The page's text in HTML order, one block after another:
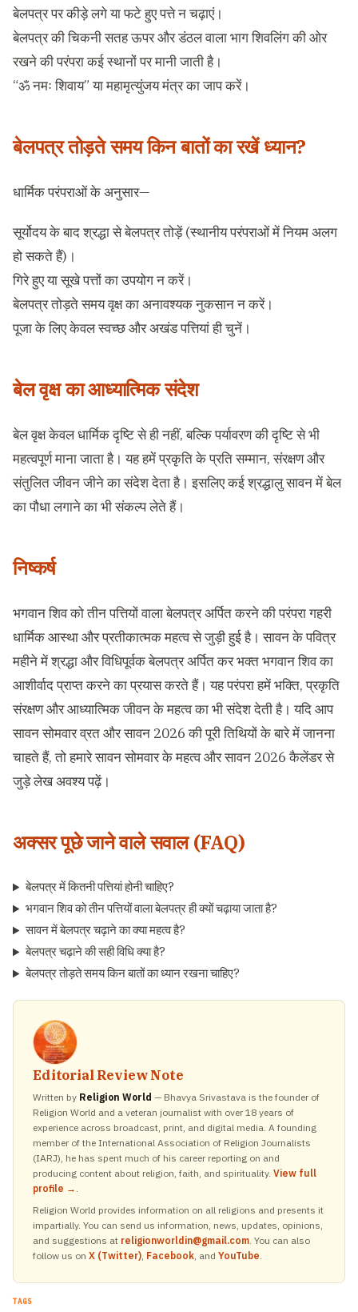
बेलपत्र पर कीड़े लगे या फटे हुए पत्ते न चढ़ाएं।
बेलपत्र की चिकनी सतह ऊपर और डंठल वाला भाग शिवलिंग की ओर
रखने की परंपरा कई स्थानों पर मानी जाती है।
“ॐ नमः शिवाय” या महामृत्युंजय मंत्र का जाप करें।
बेलपत्र तोड़ते समय किन बातों का रखें ध्यान?
धार्मिक परंपराओं के अनुसार—
सूर्योदय के बाद श्रद्धा से बेलपत्र तोड़ें (स्थानीय परंपराओं में नियम अलग
हो सकते हैं)।
गिरे हुए या सूखे पत्तों का उपयोग न करें।
बेलपत्र तोड़ते समय वृक्ष का अनावश्यक नुकसान न करें।
पूजा के लिए केवल स्वच्छ और अखंड पत्तियां ही चुनें।
बेल वृक्ष का आध्यात्मिक संदेश
बेल वृक्ष केवल धार्मिक दृष्टि से ही नहीं, बल्कि पर्यावरण की दृष्टि से भी
महत्वपूर्ण माना जाता है। यह हमें प्रकृति के प्रति सम्मान, संरक्षण और
संतुलित जीवन जीने का संदेश देता है। इसलिए कई श्रद्धालु सावन में बेल
का पौधा लगाने का भी संकल्प लेते हैं।
निष्कर्ष
भगवान शिव को तीन पत्तियों वाला बेलपत्र अर्पित करने की परंपरा गहरी
धार्मिक आस्था और प्रतीकात्मक महत्व से जुड़ी हुई है। सावन के पवित्र
महीने में श्रद्धा और विधिपूर्वक बेलपत्र अर्पित कर भक्त भगवान शिव का
आशीर्वाद प्राप्त करने का प्रयास करते हैं। यह परंपरा हमें भक्ति, प्रकृति
संरक्षण और आध्यात्मिक जीवन के महत्व का भी संदेश देती है। यदि आप
सावन सोमवार व्रत और सावन 2026 की पूरी तिथियों के बारे में जानना
चाहते हैं, तो हमारेसावन सोमवार के महत्वऔरसावन 2026 कैलेंडरसे
जुड़े लेख अवश्य पढ़ें।
अक्सर पूछे जाने वाले सवाल (FAQ)
बेलपत्र में कितनी पत्तियां होनी चाहिए?
भगवान शिव को तीन पत्तियों वाला बेलपत्र ही क्यों चढ़ाया जाता है?
सावन में बेलपत्र चढ़ाने का क्या महत्व है?
बेलपत्र चढ़ाने की सही विधि क्या है?
बेलपत्र तोड़ते समय किन बातों का ध्यान रखना चाहिए?
Editorial Review Note
Written by Religion World — Bhavya Srivastava is the founder of
Religion World and a veteran journalist with over 18 years of
experience across broadcast, print, and digital media. A founding
member of the International Association of Religion Journalists
(IARJ), he has spent much of his career reporting on and
producing content about religion, faith, and spirituality. View full
profile → .
Religion World provides information on all religions and presents it
impartially. You can send us information, news, updates, opinions,
and suggestions at religionworldin@gmail.com. You can also
follow us on X (Twitter), Facebook, and YouTube.
TAGS